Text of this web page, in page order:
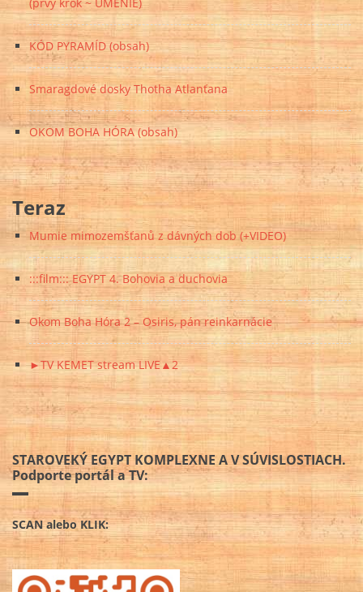
(prvý krok ~ UMENIE)
KÓD PYRAMÍD (obsah)
Smaragdové dosky Thotha Atlanťana
OKOM BOHA HÓRA (obsah)
Teraz
Mumie mimozemšťanů z dávných dob (+VIDEO)
:::film::: EGYPT 4. Bohovia a duchovia
Okom Boha Hóra 2 – Osiris, pán reinkarnácie
►TV KEMET stream LIVE▲2
STAROVEKÝ EGYPT KOMPLEXNE A V SÚVISLOSTIACH.
Podporte portál a TV:
SCAN alebo KLIK: